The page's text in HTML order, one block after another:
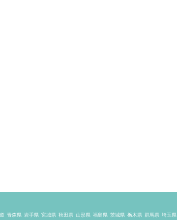
青森県 岩手県 宮城県 秋田県 山形県 福島県 茨城県 栃木県 群馬県 埼玉県